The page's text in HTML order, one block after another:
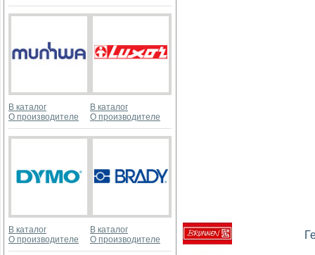
В каталог
О производителе
В каталог
О производителе
В каталог
О производителе
В каталог
О производителе